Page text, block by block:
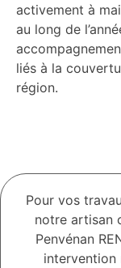
activement à
au long de
liés à la
région.
Pour vos
notre artisan
Penvénan
intervention